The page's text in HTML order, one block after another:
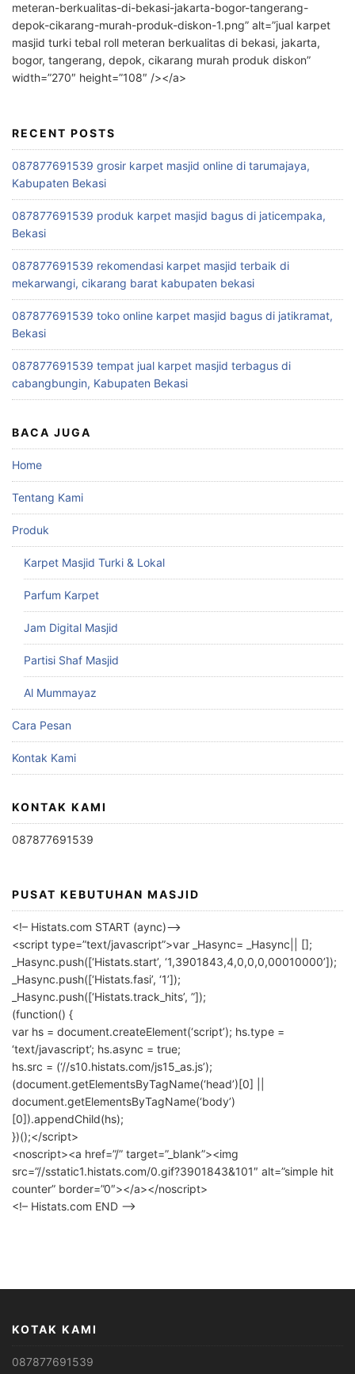
meteran-berkualitas-di-bekasi-jakarta-bogor-tangerang-
depok-cikarang-murah-produk-diskon-1.png” alt=”jual karpet
masjid turki tebal roll meteran berkualitas di bekasi, jakarta,
bogor, tangerang, depok, cikarang murah produk diskon”
width=”270″ height=”108″ /></a>
RECENT POSTS
087877691539 grosir karpet masjid online di tarumajaya,
Kabupaten Bekasi
087877691539 produk karpet masjid bagus di jaticempaka,
Bekasi
087877691539 rekomendasi karpet masjid terbaik di
mekarwangi, cikarang barat kabupaten bekasi
087877691539 toko online karpet masjid bagus di jatikramat,
Bekasi
087877691539 tempat jual karpet masjid terbagus di
cabangbungin, Kabupaten Bekasi
BACA JUGA
Home
Tentang Kami
Produk
Karpet Masjid Turki & Lokal
Parfum Karpet
Jam Digital Masjid
Partisi Shaf Masjid
Al Mummayaz
Cara Pesan
Kontak Kami
KONTAK KAMI
087877691539
PUSAT KEBUTUHAN MASJID
<!– Histats.com START (aync)–>
<script type=”text/javascript”>var _Hasync= _Hasync|| [];
_Hasync.push([‘Histats.start’, ‘1,3901843,4,0,0,0,00010000’]);
_Hasync.push([‘Histats.fasi’, ‘1’]);
_Hasync.push([‘Histats.track_hits’, ”]);
(function() {
var hs = document.createElement(‘script’); hs.type =
‘text/javascript’; hs.async = true;
hs.src = (‘//s10.histats.com/js15_as.js’);
(document.getElementsByTagName(‘head’)[0] ||
document.getElementsByTagName(‘body’)
[0]).appendChild(hs);
})();</script>
<noscript><a href=”/” target=”_blank”><img
src=”//sstatic1.histats.com/0.gif?3901843&101″ alt=”simple hit
counter” border=”0″></a></noscript>
<!– Histats.com END –>
KOTAK KAMI
087877691539